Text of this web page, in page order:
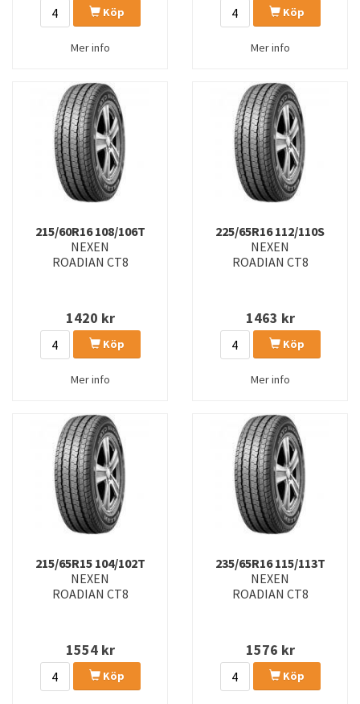
Köp
Mer info
Köp
Mer info
215/60R16 108/106T
NEXEN
ROADIAN CT8
1420 kr
Köp
Mer info
225/65R16 112/110S
NEXEN
ROADIAN CT8
1463 kr
Köp
Mer info
215/65R15 104/102T
NEXEN
ROADIAN CT8
1554kr
Köp
235/65R16 115/113T
NEXEN
ROADIAN CT8
1576 kr
Köp